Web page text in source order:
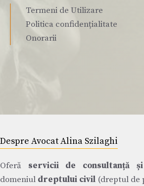
Termeni de Utilizare
Politica confidențialitate
Onorarii
Despre Avocat Alina Szilaghi
Oferă servicii de consultanță
domeniul dreptului civil (dreptul de